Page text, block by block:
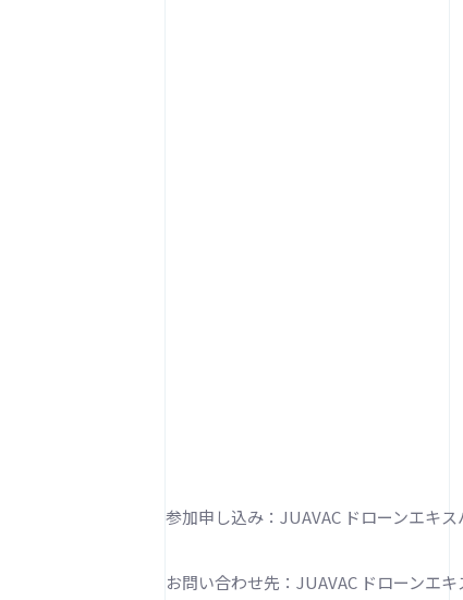
参加申し込み：JUAVAC ドローンエキ
お問い合わせ先：JUAVAC ドローンエ